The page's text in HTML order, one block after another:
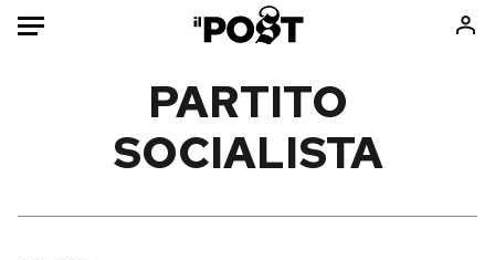
Mondo
Libri
PARTITO
SOCIALISTA